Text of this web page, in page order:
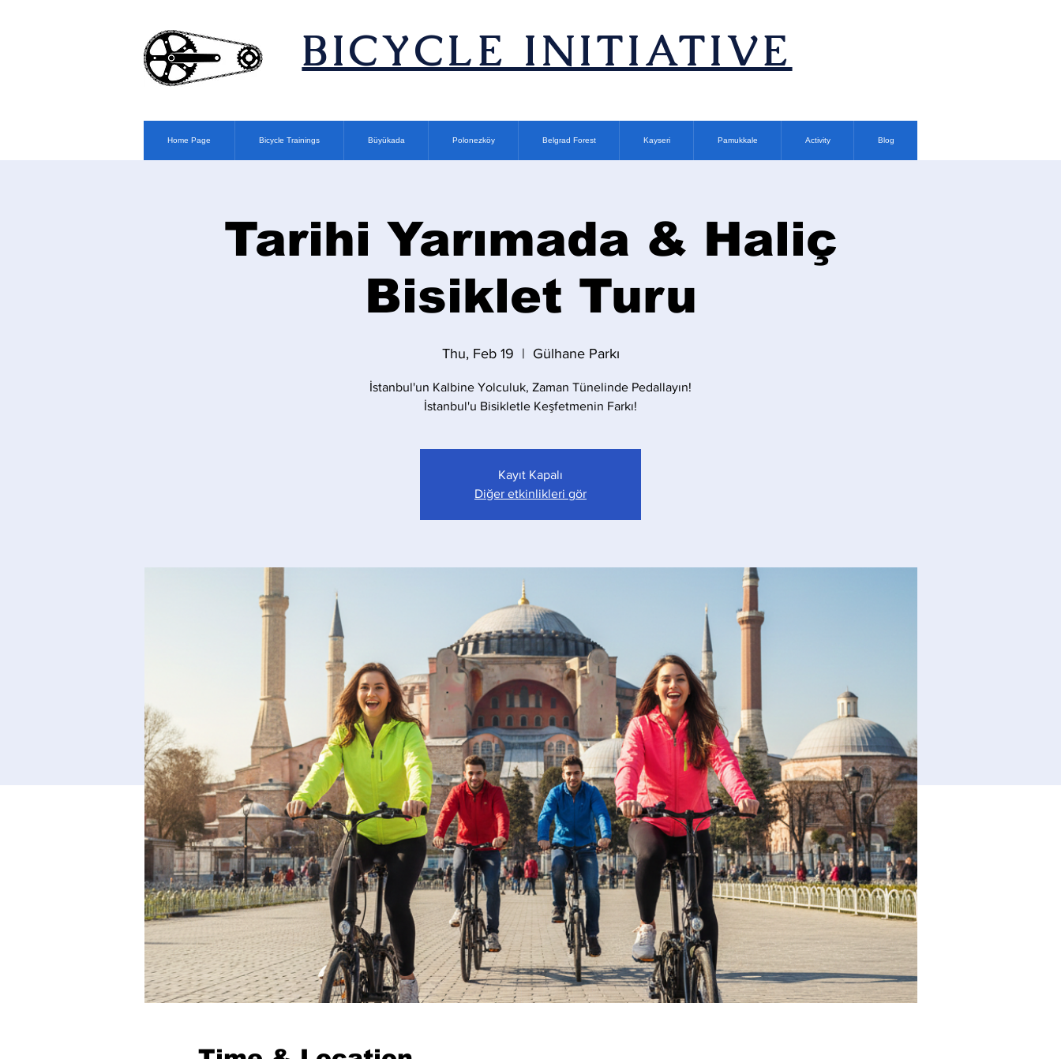
​BICYCLE INITIATIVE
Home Page Bicycle Trainings Büyükada Polonezköy Belgrad Forest Kayseri Pamukkale Activity Blog
Tarihi Yarımada & Haliç
Bisiklet Turu
Thu, Feb 19
  |
Gülhane Parkı
İstanbul'un Kalbine Yolculuk, Zaman Tünelinde Pedallayın!
İstanbul'u Bisikletle Keşfetmenin Farkı!
Kayıt Kapalı
Diğer etkinlikleri gör